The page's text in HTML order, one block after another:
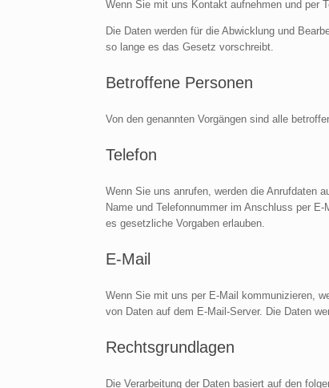
Wenn Sie mit uns Kontakt aufnehmen und per
Die Daten werden für die Abwicklung und
so lange es das Gesetz vorschreibt.
Betroffene Personen
Von den genannten Vorgängen sind alle
Telefon
Wenn Sie uns anrufen, werden die Anrufdaten
Name und Telefonnummer im Anschluss per
es gesetzliche Vorgaben erlauben.
E-Mail
Wenn Sie mit uns per E-Mail kommunizieren,
von Daten auf dem E-Mail-Server. Die Daten
Rechtsgrundlagen
Die Verarbeitung der Daten basiert auf den